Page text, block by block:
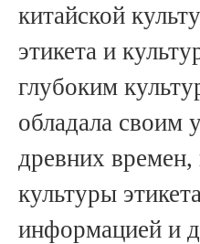
китайской
этикета и
глубоким
обладала своим
древних
культуры
информацией и